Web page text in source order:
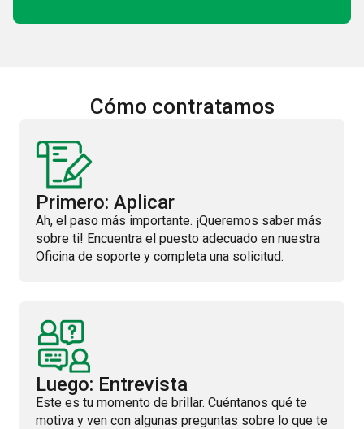
Cómo contratamos
Primero: Aplicar
Ah, el paso más importante. ¡Queremos saber más
sobre ti! Encuentra el puesto adecuado en nuestra
Oficina de soporte y completa una solicitud.
Luego: Entrevista
Este es tu momento de brillar. Cuéntanos qué te
motiva y ven con algunas preguntas sobre lo que te